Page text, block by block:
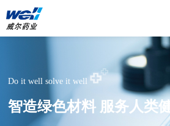
Do it well solve it well
智造绿色材料 服务人类